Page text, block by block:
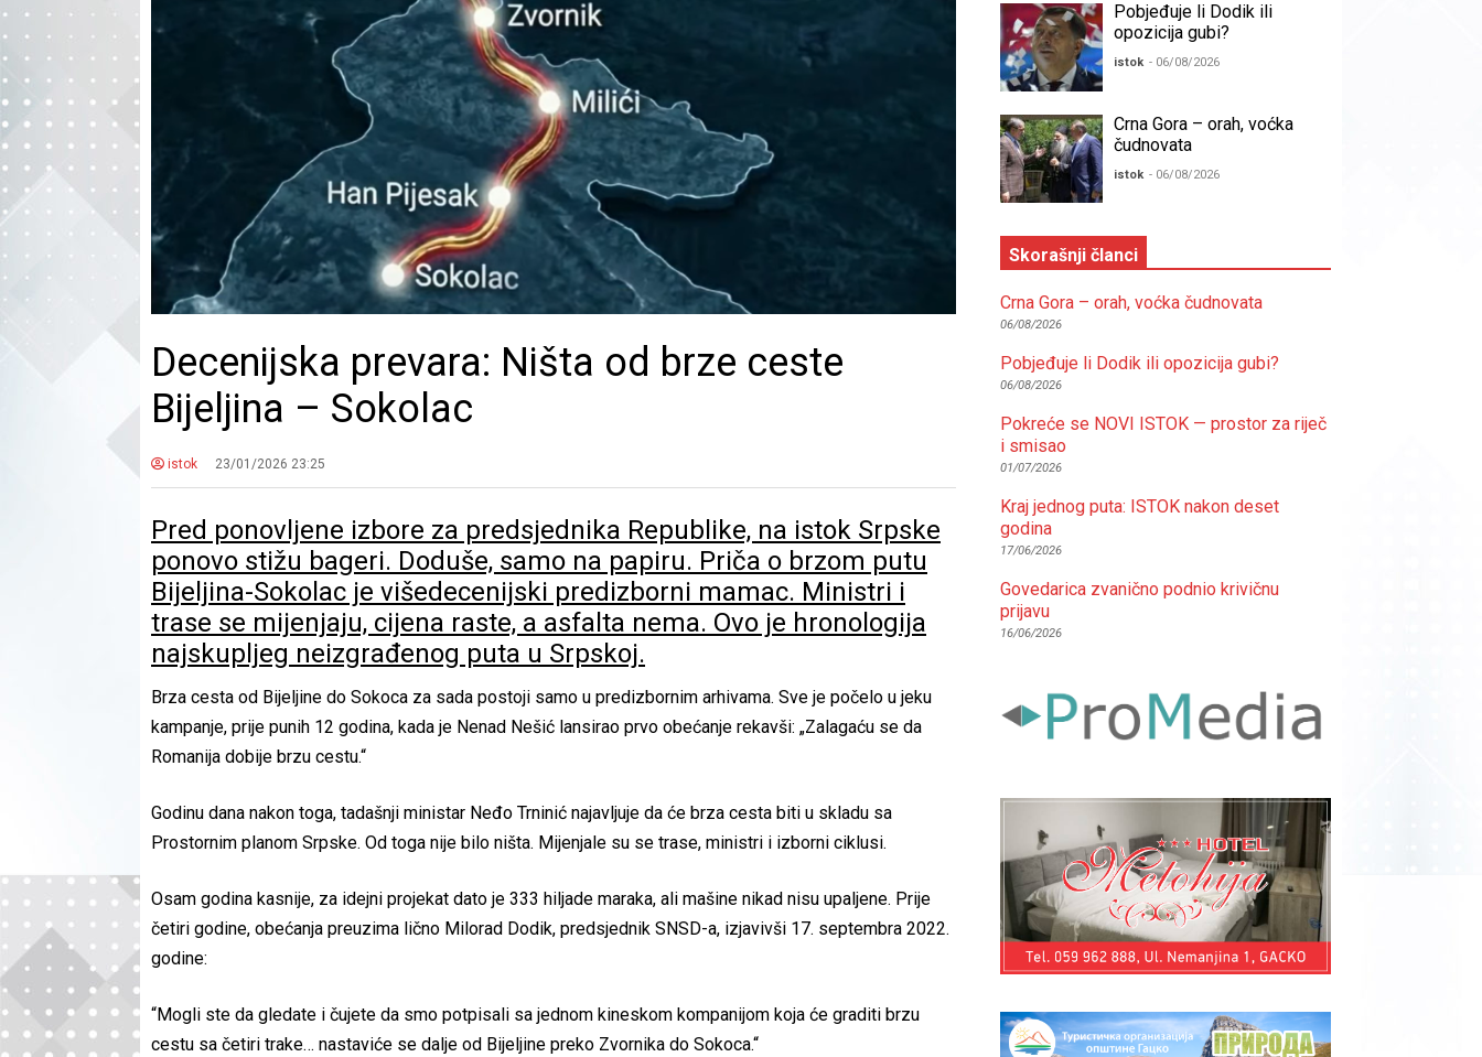
Decenijska prevara: Ništa od brze ceste
Bijeljina – Sokolac
istok 23/01/2026 23:25
Pred ponovljene izbore za predsjednika Republike, na istok Srpske
ponovo stižu bageri. Doduše, samo na papiru. Priča o brzom putu
Bijeljina-Sokolac je višedecenijski predizborni mamac. Ministri i
trase se mijenjaju, cijena raste, a asfalta nema. Ovo je hronologija
najskupljeg neizgrađenog puta u Srpskoj.
​Brza cesta od Bijeljine do Sokoca za sada postoji samo u predizbornim arhivama. Sve je počelo u jeku
kampanje, prije punih 12 godina, kada je Nenad Nešić lansirao prvo obećanje rekavši: „Zalagaću se da
Romanija dobije brzu cestu.“
​Godinu dana nakon toga, tadašnji ministar Neđo Trninić najavljuje da će brza cesta biti u skladu sa
Prostornim planom Srpske. Od toga nije bilo ništa. Mijenjale su se trase, ministri i izborni ciklusi.
Osam godina kasnije, za idejni projekat dato je 333 hiljade maraka, ali mašine nikad nisu upaljene. Prije
četiri godine, obećanja preuzima lično Milorad Dodik, predsjednik SNSD-a, izjavivši 17. septembra 2022.
godine:
​“Mogli ste da gledate i čujete da smo potpisali sa jednom kineskom kompanijom koja će graditi brzu
cestu sa četiri trake… nastaviće se dalje od Bijeljine preko Zvornika do Sokoca.“
Pobjeđuje li Dodik ili
opozicija gubi?
istok - 06/08/2026
Crna Gora – orah, voćka
čudnovata
istok - 06/08/2026
Skorašnji članci
Crna Gora – orah, voćka čudnovata
06/08/2026
Pobjeđuje li Dodik ili opozicija gubi?
06/08/2026
Pokreće se NOVI ISTOK — prostor za riječ
i smisao
01/07/2026
Kraj jednog puta: ISTOK nakon deset
godina
17/06/2026
Govedarica zvanično podnio krivičnu
prijavu
16/06/2026